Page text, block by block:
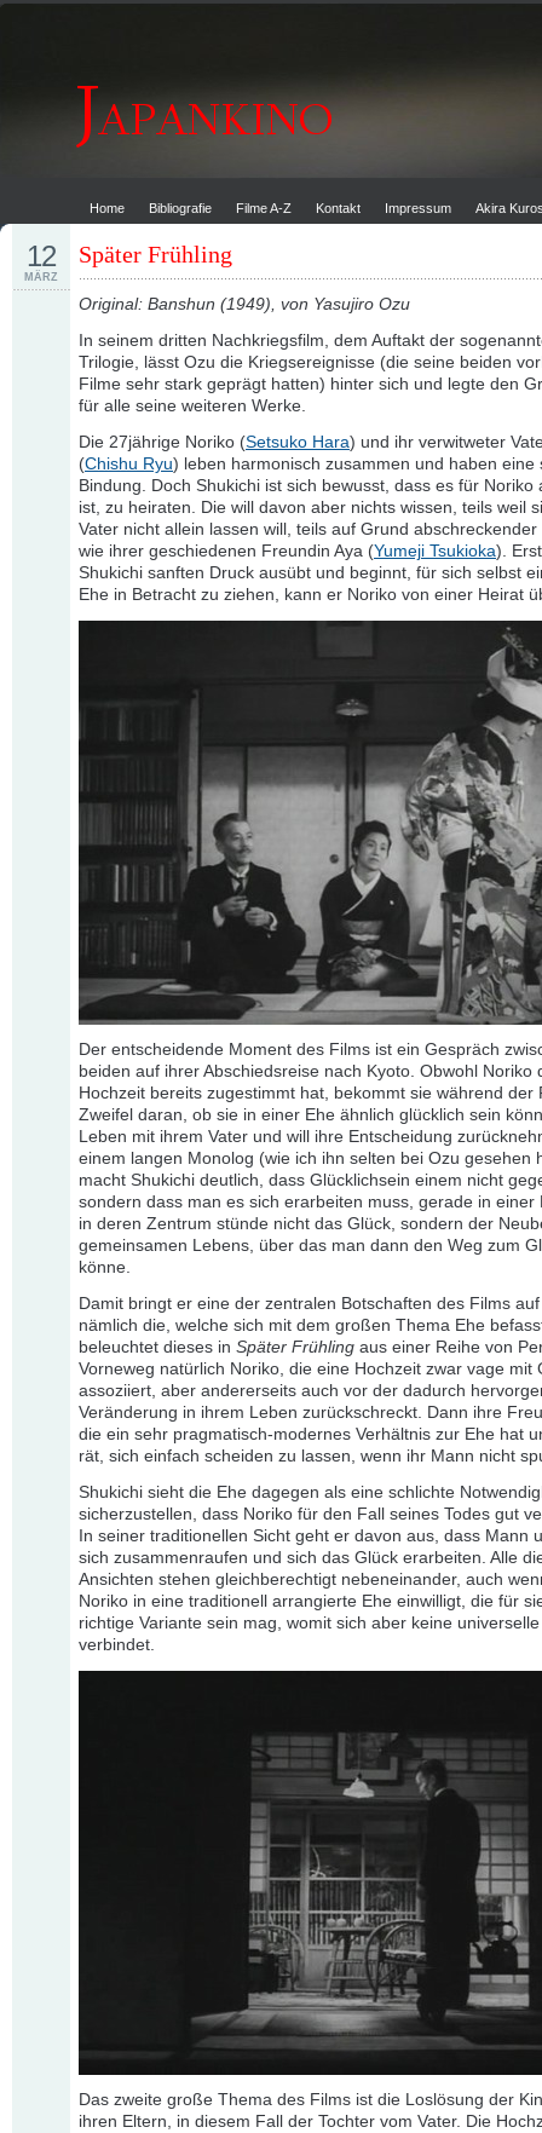
Home Bibliografie Filme A-Z Kontakt Impressum Akira
Später Frühling
12
MÄRZ
Original: Banshun (1949), von Yasujiro Ozu
In seinem dritten Nachkriegsfilm, dem Auftakt der
Trilogie, lässt Ozu die Kriegsereignisse (die seine beiden
Filme sehr stark geprägt hatten) hinter sich und legte den
für alle seine weiteren Werke.
Die 27jährige Noriko (Setsuko Hara) und ihr verwitweter
(Chishu Ryu) leben harmonisch zusammen und haben eine
Bindung. Doch Shukichi ist sich bewusst, dass es für Noriko
ist, zu heiraten. Die will davon aber nichts wissen, teils weil
Vater nicht allein lassen will, teils auf Grund abschreckender
wie ihrer geschiedenen Freundin Aya (Yumeji Tsukioka).
Shukichi sanften Druck ausübt und beginnt, für sich selbst
Ehe in Betracht zu ziehen, kann er Noriko von einer Heirat
Der entscheidende Moment des Films ist ein Gespräch
beiden auf ihrer Abschiedsreise nach Kyoto. Obwohl Noriko
Hochzeit bereits zugestimmt hat, bekommt sie während der
Zweifel daran, ob sie in einer Ehe ähnlich glücklich sein
Leben mit ihrem Vater und will ihre Entscheidung
einem langen Monolog (wie ich ihn selten bei Ozu gesehen
macht Shukichi deutlich, dass Glücklichsein einem nicht
sondern dass man es sich erarbeiten muss, gerade in einer
in deren Zentrum stünde nicht das Glück, sondern der
gemeinsamen Lebens, über das man dann den Weg zum
könne.
Damit bringt er eine der zentralen Botschaften des Films
nämlich die, welche sich mit dem großen Thema Ehe
beleuchtet dieses in Später Frühling aus einer Reihe von
Vorneweg natürlich Noriko, die eine Hochzeit zwar vage mit
assoziiert, aber andererseits auch vor der dadurch
Veränderung in ihrem Leben zurückschreckt. Dann ihre
die ein sehr pragmatisch-modernes Verhältnis zur Ehe hat
rät, sich einfach scheiden zu lassen, wenn ihr Mann nicht
Shukichi sieht die Ehe dagegen als eine schlichte
sicherzustellen, dass Noriko für den Fall seines Todes gut
In seiner traditionellen Sicht geht er davon aus, dass Mann
sich zusammenraufen und sich das Glück erarbeiten. Alle
Ansichten stehen gleichberechtigt nebeneinander, auch
Noriko in eine traditionell arrangierte Ehe einwilligt, die für
richtige Variante sein mag, womit sich aber keine
verbindet.
Das zweite große Thema des Films ist die Loslösung der
ihren Eltern, in diesem Fall der Tochter vom Vater. Die